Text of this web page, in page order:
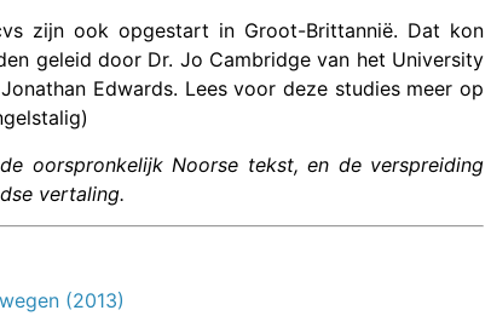
zijn ook opgestart in Groot-Brittannië. Dat kon
geleid door Dr. Jo Cambridge van het University
Edwards. Lees voor deze studies meer op
oorspronkelijk Noorse tekst, en de verspreiding
vertaling.
(2013)